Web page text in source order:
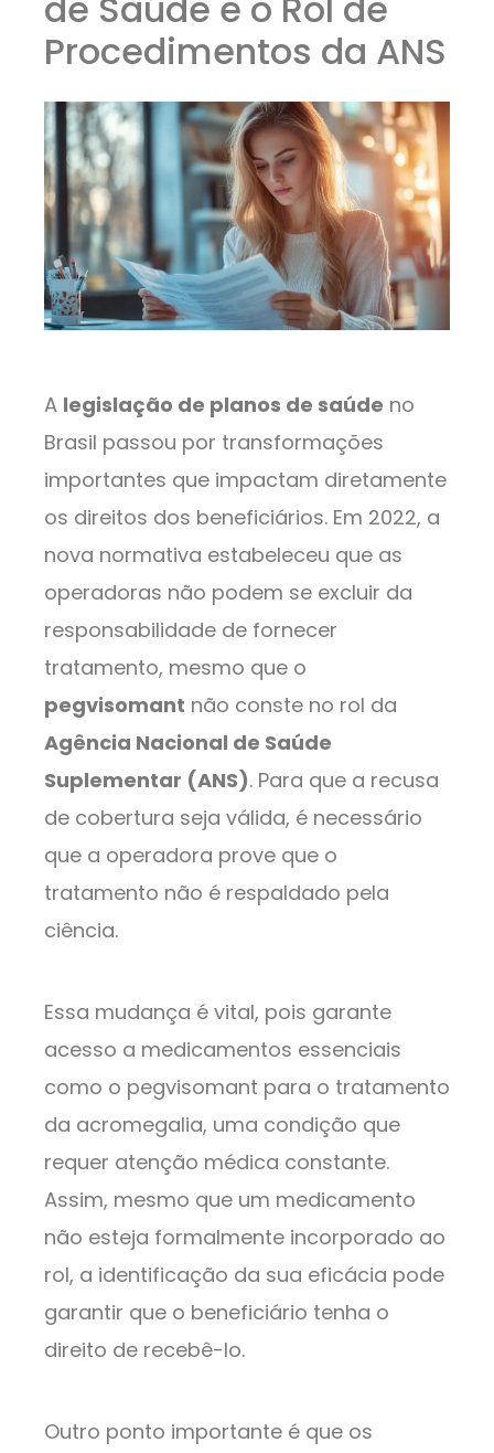
Procedimentos da ANS
A legislação de planos de saúde no
Brasil passou por transformações
importantes que impactam diretamente
os direitos dos beneficiários. Em 2022, a
nova normativa estabeleceu que as
operadoras não podem se excluir da
responsabilidade de fornecer
tratamento, mesmo que o
pegvisomant não conste no rol da
Agência Nacional de Saúde
Suplementar (ANS). Para que a recusa
de cobertura seja válida, é necessário
que a operadora prove que o
tratamento não é respaldado pela
ciência.
Essa mudança é vital, pois garante
acesso a medicamentos essenciais
como o pegvisomant para o tratamento
da acromegalia, uma condição que
requer atenção médica constante.
Assim, mesmo que um medicamento
não esteja formalmente incorporado ao
rol, a identificação da sua eficácia pode
garantir que o beneficiário tenha o
direito de recebê-lo.
Outro ponto importante é que os